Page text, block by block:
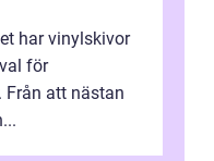
har vinylskivor
för
Från att nästan